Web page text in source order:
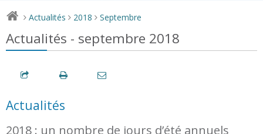
> Actualités > 2018 > Septembre
Actualités - septembre 2018
Actualités
2018 : un nombre de jours d’été annuels